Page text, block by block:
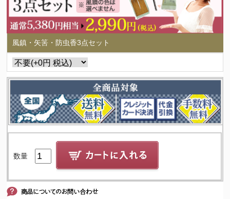
風鎮・矢筈・防虫香3点セット
数量